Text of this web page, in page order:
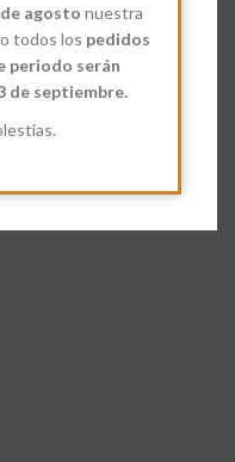
agosto nuestra
todos los pedidos
periodo serán
de septiembre.